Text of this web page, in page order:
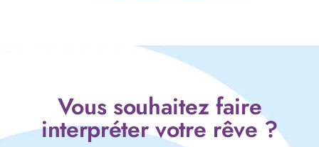
Vous souhaitez faire
interpréter votre rêve ?